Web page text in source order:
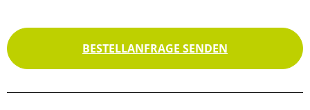
BESTELLANFRAGE SENDEN